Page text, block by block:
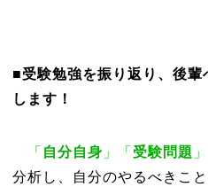
■受験勉強を振り返り、後
します！
「 自分自身 」「 受験問題
分析し、自分のやるべきこ